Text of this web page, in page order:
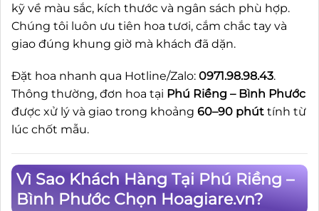
kỹ về màu sắc, kích thước và ngân sách phù hợp.
Chúng tôi luôn ưu tiên hoa tươi, cắm chắc tay và
giao đúng khung giờ mà khách đã dặn.
Đặt hoa nhanh qua Hotline/Zalo: 0971.98.98.43.
Thông thường, đơn hoa tại Phú Riềng – Bình Phước
được xử lý và giao trong khoảng 60–90 phút tính từ
lúc chốt mẫu.
Vì Sao Khách Hàng Tại Phú Riềng –
Bình Phước Chọn Hoagiare.vn?